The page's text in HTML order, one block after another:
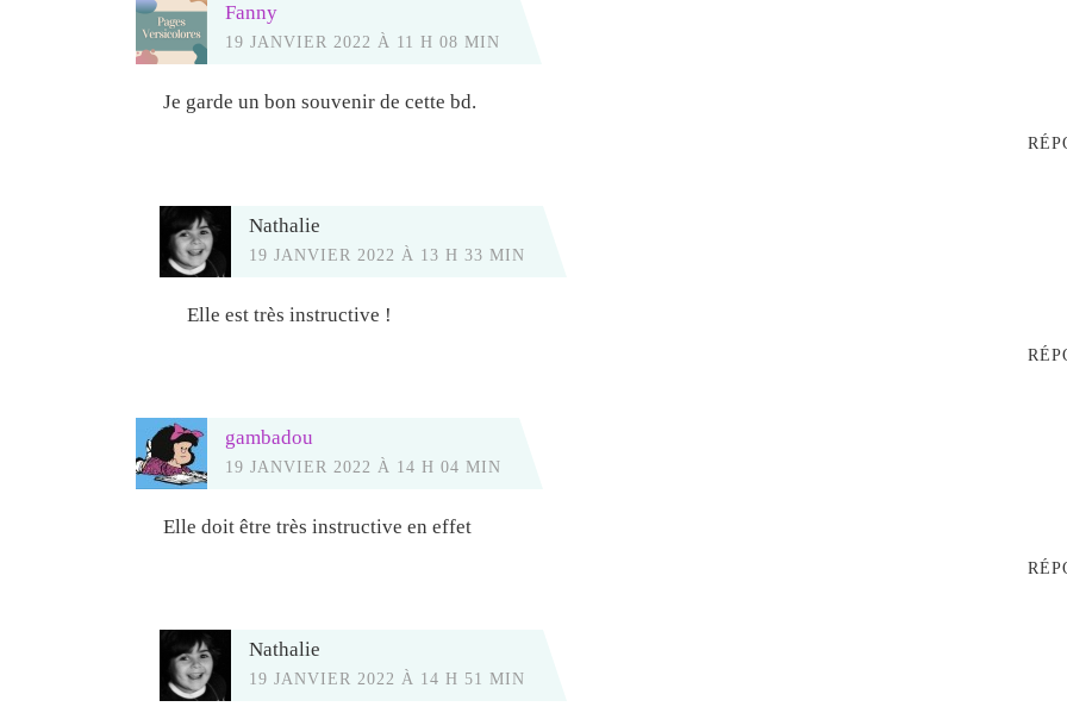
Fanny
19 JANVIER 2022 À 11 H 08 MIN
Je garde un bon souvenir de cette bd.
Nathalie
19 JANVIER 2022 À 13 H 33 MIN
Elle est très instructive !
gambadou
19 JANVIER 2022 À 14 H 04 MIN
Elle doit être très instructive en effet
Nathalie
19 JANVIER 2022 À 14 H 51 MIN